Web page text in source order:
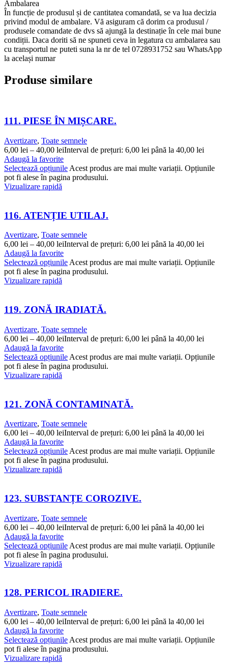
Ambalarea
În funcție de produsul și de cantitatea comandată, se va lua decizia
privind modul de ambalare. Vă asiguram că dorim ca produsul /
produsele comandate de dvs să ajungă la destinație în cele mai bune
condiții. Daca doriti să ne spuneti ceva in legatura cu ambalarea sau
cu transportul ne puteti suna la nr de tel 0728931752 sau WhatsApp
la același numar
Produse similare
111. PIESE ÎN MIȘCARE.
Avertizare, Toate semnele
6,00 lei – 40,00 leiInterval de prețuri: 6,00 lei până la 40,00 lei
Adaugă la favorite
Selectează opțiunile Acest produs are mai multe variații. Opțiunile
pot fi alese în pagina produsului.
Vizualizare rapidă
116. ATENȚIE UTILAJ.
Avertizare, Toate semnele
6,00 lei – 40,00 leiInterval de prețuri: 6,00 lei până la 40,00 lei
Adaugă la favorite
Selectează opțiunileAcest produs are mai multe variații. Opțiunile
pot fi alese în pagina produsului.
Vizualizare rapidă
119. ZONĂ IRADIATĂ.
Avertizare, Toate semnele
6,00 lei – 40,00 leiInterval de prețuri: 6,00 lei până la 40,00 lei
Adaugă la favorite
Selectează opțiunile Acest produs are mai multe variații. Opțiunile
pot fi alese în pagina produsului.
Vizualizare rapidă
121. ZONĂ CONTAMINATĂ.
Avertizare, Toate semnele
6,00 lei – 40,00 leiInterval de prețuri: 6,00 lei până la 40,00 lei
Adaugă la favorite
Selectează opțiunile Acest produs are mai multe variații. Opțiunile
pot fi alese în pagina produsului.
Vizualizare rapidă
123. SUBSTANȚE COROZIVE.
Avertizare, Toate semnele
6,00 lei – 40,00 leiInterval de prețuri: 6,00 lei până la 40,00 lei
Adaugă la favorite
Selectează opțiunile Acest produs are mai multe variații. Opțiunile
pot fi alese în pagina produsului.
Vizualizare rapidă
128. PERICOL IRADIERE.
Avertizare, Toate semnele
6,00 lei – 40,00 leiInterval de prețuri: 6,00 lei până la 40,00 lei
Adaugă la favorite
Selectează opțiunile Acest produs are mai multe variații. Opțiunile
pot fi alese în pagina produsului.
Vizualizare rapidă